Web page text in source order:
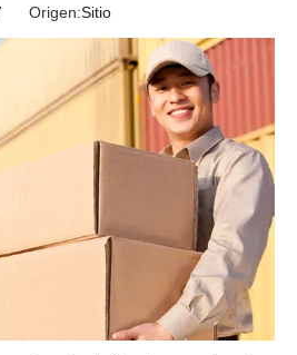
muestra
Origen:Sitio